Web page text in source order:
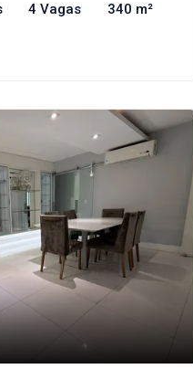
4 Vagas 340 m²